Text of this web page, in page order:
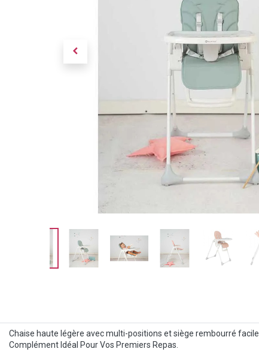
Chaise haute légère avec multi-positions et siège rembourré
Complément Idéal Pour Vos Premiers Repas.